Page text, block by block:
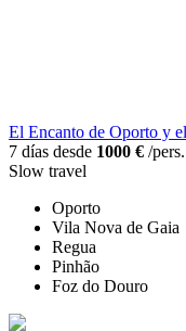
El Encanto de Oporto y
7 días desde 1000 € /pers.
Slow travel
Oporto
Vila Nova de Gaia
Regua
Pinhão
Foz do Douro